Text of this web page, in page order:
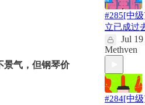
景气，但钢琴价
#285[中
立已成过
Jul 19
Methven
#284[中